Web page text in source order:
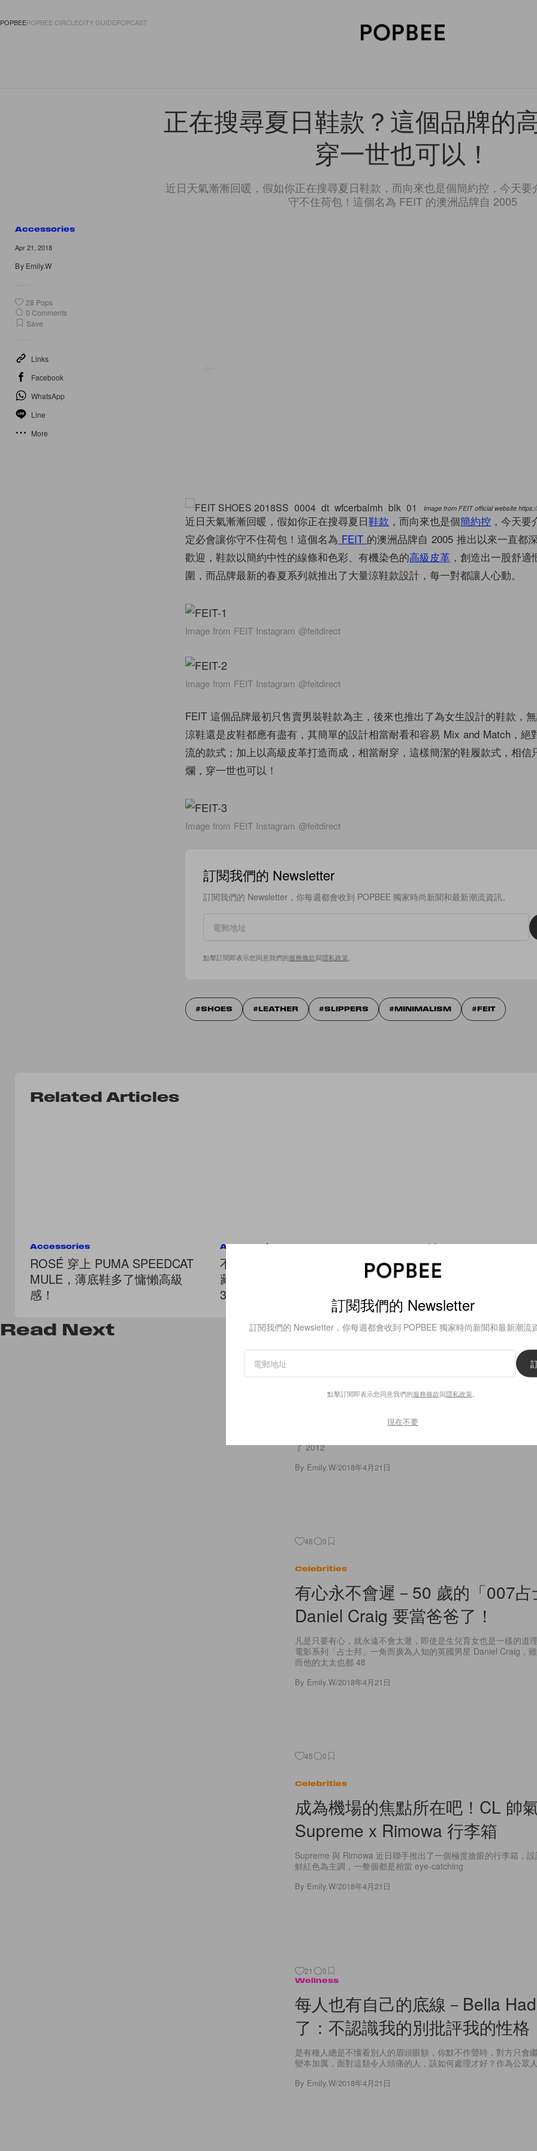
POPBEEPOPBEE CIRCLECITY GUIDEPOPCAST
正在搜尋夏日鞋款？這個品牌的
穿一世也可以！
近日天氣漸漸回暖，假如你正在搜尋夏日鞋款，而向來也是個簡約控，今天
守不住荷包！這個名為 FEIT 的澳洲品牌自 2005
Accessories
Apr 21, 2018
By Emily.W
28 Pops
0 Comments
Save
Links
Facebook
WhatsApp
Line
More
Image from FEIT official website
Image from FEIT official website https://www.feitdirect.com
近日天氣漸漸回暖，假如你正在搜尋夏日鞋款 ，而向來也是個簡約控 ，今天
定必會讓你守不住荷包！這個名為 FEIT 的澳洲品牌自 2005 推出以來一直都
歡迎，鞋款以簡約中性的線條和色彩、有機染色的高級皮革 ，創造出一股舒適
圍，而品牌最新的春夏系列就推出了大量涼鞋款設計，每一對都讓人心動。
Image from FEIT Instagram @feitdirect
Image from FEIT Instagram @feitdirect
FEIT 這個品牌最初只售賣男裝鞋款為主，後來也推出了為女生設計的鞋款，
涼鞋還是皮鞋都應有盡有，其簡單的設計相當耐看和容易 Mix and Match，絕
流的款式；加上以高級皮革打造而成，相當耐穿，這樣簡潔的鞋履款式，相信
爛，穿一世也可以！
Image from FEIT Instagram @feitdirect
訂閱我們的 Newsletter
訂閱我們的 Newsletter，你每週都會收到 POPBEE 獨家時尚新聞和最新潮流資訊。
點擊訂閱即表示您同意我們的服務條款與隱私政策
SHOES LEATHER SLIPPERS MINIMALISM FEIT
Related Articles
Accessories
ROSÉ 穿上 PUMA SPEEDCAT
MULE，薄底鞋多了慵懶高級
感！
Accessories
不撞款的平價質感美鞋：印尼寶
藏小眾品牌 Adorable Projects，
3 款絕對不能錯過的必收鞋款！
Fashion
健身服也能穿出高級光
NikeSKIMS 最新系列
Read Next
長達 9 年的「G」訴訟結束－
Guess 終達成庭外和解！
自 2009 年開始，Gucci 就 Guess 所推出的「雙 G」配紅綠條紋
了 2012
By Emily.W/2018年4月21日
46 0
Celebrities
有心永不會遲－50 歲的「007
Daniel Craig 要當爸爸了！
凡是只要有心，就永遠不會太遲，即使是生兒育女也是一樣的道
電影系列「占士邦」一角而廣為人知的英國男星 Daniel Craig，
而他的太太也都 48
By Emily.W/2018年4月21日
45 0
Celebrities
成為機場的焦點所在吧！CL 帥
Supreme x Rimowa 行李箱
Supreme 與 Rimowa 近日聯手推出了一個極度搶眼的行李箱，
鮮紅色為主調，一整個都是相當 eye-catching
By Emily.W/2018年4月21日
21 0
Wellness
每人也有自己的底線－Bella
了：不認識我的別批評我的性格
是有種人總是不懂看別人的眉頭眼額，你默不作聲時，對方只會
變本加厲，面對這類令人頭痛的人，該如何處理才好？作為公眾
By Emily.W/2018年4月21日
訂閱我們的 Newsletter
訂閱我們的 Newsletter，你每週都會收到 POPBEE 獨家時尚新聞和最新潮流
點擊訂閱即表示您同意我們的服務條款與隱私政策。
現在不要